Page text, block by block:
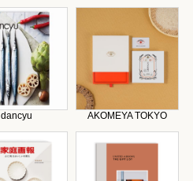
dancyu AKOMEYA TOKYO